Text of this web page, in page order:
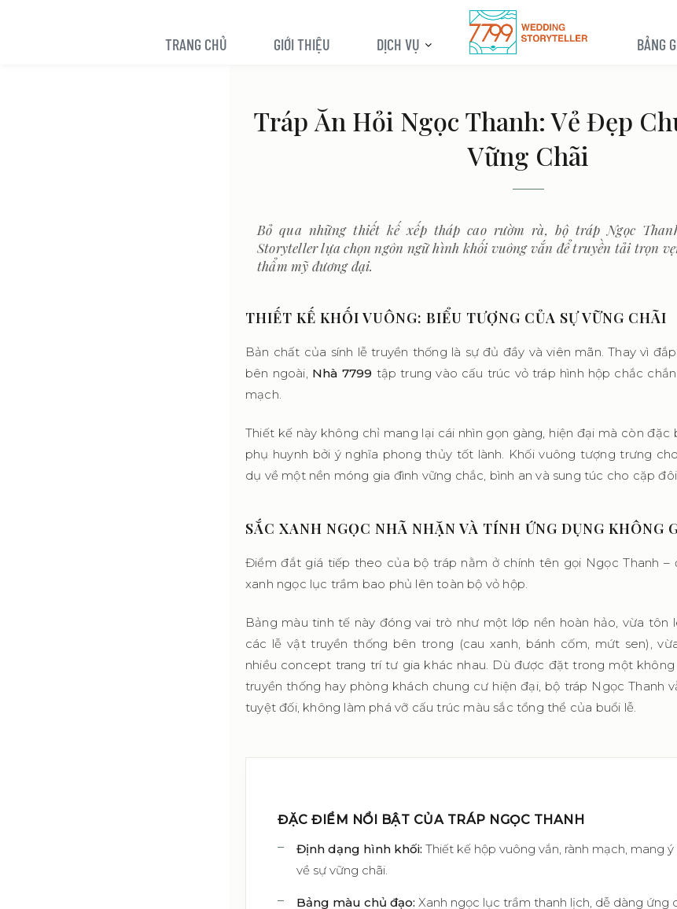
TRANG CHỦ GIỚI THIỆU DỊCH VỤ BẢNG
Tráp Ăn Hỏi Ngọc Thanh: Vẻ Đẹp
Vững Chãi
Bỏ qua những thiết kế xếp tháp cao rườm rà, bộ tráp Ngọc
Storyteller lựa chọn ngôn ngữ hình khối vuông vắn để truyền tải trọn
thẩm mỹ đương đại.
THIẾT KẾ KHỐI VUÔNG: BIỂU TƯỢNG CỦA SỰ VỮNG CHÃI
Bản chất của sính lễ truyền thống là sự đủ đầy và viên mãn. Thay vì
bên ngoài, Nhà 7799 tập trung vào cấu trúc vỏ tráp hình hộp chắc
mạch.
Thiết kế này không chỉ mang lại cái nhìn gọn gàng, hiện đại mà còn
phụ huynh bởi ý nghĩa phong thủy tốt lành. Khối vuông tượng trưng
dụ về một nền móng gia đình vững chắc, bình an và sung túc cho cặp
SẮC XANH NGỌC NHÃ NHẶN VÀ TÍNH ỨNG DỤNG KHÔNG
Điểm đắt giá tiếp theo của bộ tráp nằm ở chính tên gọi Ngọc Thanh –
xanh ngọc lục trầm bao phủ lên toàn bộ vỏ hộp.
Bảng màu tinh tế này đóng vai trò như một lớp nền hoàn hảo, vừa tôn
các lễ vật truyền thống bên trong (cau xanh, bánh cốm, mứt sen),
nhiều concept trang trí tư gia khác nhau. Dù được đặt trong một
truyền thống hay phòng khách chung cư hiện đại, bộ tráp Ngọc Thanh
tuyệt đối, không làm phá vỡ cấu trúc màu sắc tổng thể của buổi lễ.
ĐẶC ĐIỂM NỔI BẬT CỦA TRÁP NGỌC THANH
Định dạng hình khối: Thiết kế hộp vuông vắn, rành mạch, mang
về sự vững chãi.
Bảng màu chủ đạo: Xanh ngọc lục trầm thanh lịch, dễ dàng ứng